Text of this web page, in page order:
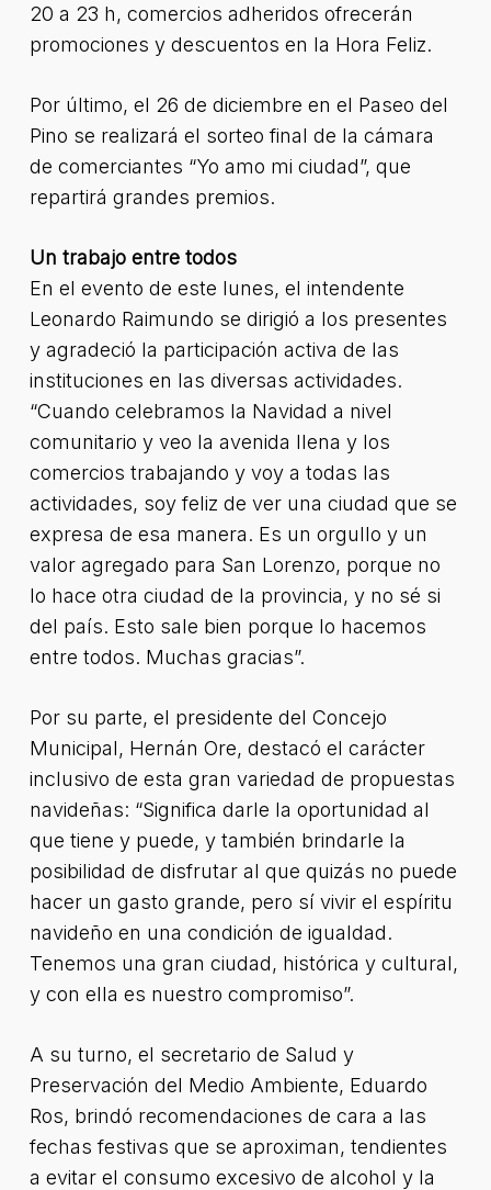
20 a 23 h, comercios adheridos ofrecerán
promociones y descuentos en la Hora Feliz.
Por último, el 26 de diciembre en el Paseo del
Pino se realizará el sorteo final de la cámara
de comerciantes “Yo amo mi ciudad”, que
repartirá grandes premios.
Un trabajo entre todos
En el evento de este lunes, el intendente
Leonardo Raimundo se dirigió a los presentes
y agradeció la participación activa de las
instituciones en las diversas actividades.
“Cuando celebramos la Navidad a nivel
comunitario y veo la avenida llena y los
comercios trabajando y voy a todas las
actividades, soy feliz de ver una ciudad que se
expresa de esa manera. Es un orgullo y un
valor agregado para San Lorenzo, porque no
lo hace otra ciudad de la provincia, y no sé si
del país. Esto sale bien porque lo hacemos
entre todos. Muchas gracias”.
Por su parte, el presidente del Concejo
Municipal, Hernán Ore, destacó el carácter
inclusivo de esta gran variedad de propuestas
navideñas: “Significa darle la oportunidad al
que tiene y puede, y también brindarle la
posibilidad de disfrutar al que quizás no puede
hacer un gasto grande, pero sí vivir el espíritu
navideño en una condición de igualdad.
Tenemos una gran ciudad, histórica y cultural,
y con ella es nuestro compromiso”.
A su turno, el secretario de Salud y
Preservación del Medio Ambiente, Eduardo
Ros, brindó recomendaciones de cara a las
fechas festivas que se aproximan, tendientes
a evitar el consumo excesivo de alcohol y la